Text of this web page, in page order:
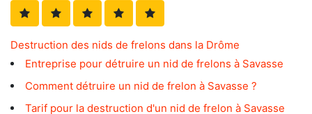
Destruction des nids de frelons dans la Drôme
Entreprise pour détruire un nid de frelons à Savasse
Comment détruire un nid de frelon à Savasse ?
Tarif pour la destruction d'un nid de frelon à Savasse